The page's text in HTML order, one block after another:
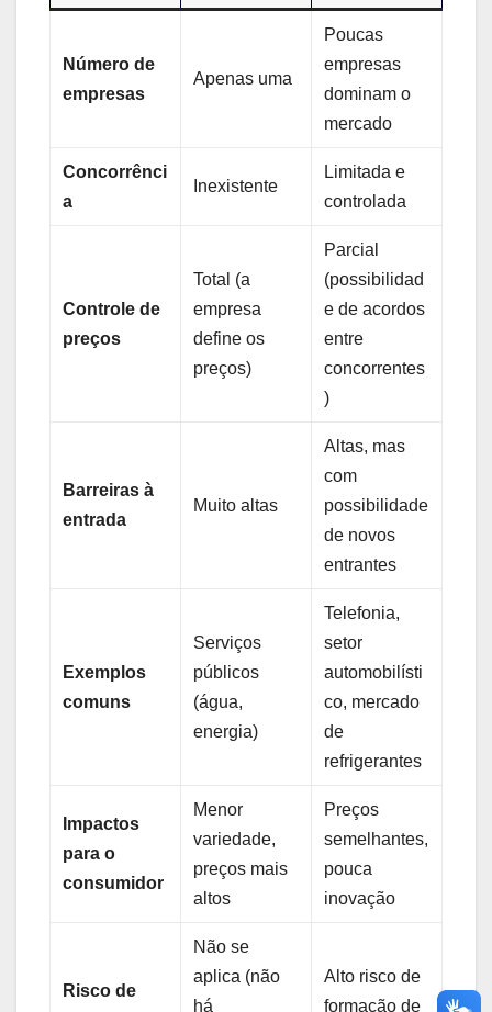
Número de
empresas
Apenas uma
Poucas
empresas
dominam o
mercado
Concorrênci
a
Inexistente
Limitada e
controlada
Controle de
preços
Total (a
empresa
define os
preços)
Parcial
(possibilidad
e de acordos
entre
concorrentes
)
Barreiras à
entrada
Muito altas
Altas, mas
com
possibilidade
de novos
entrantes
Exemplos
comuns
Serviços
públicos
(água,
energia)
Telefonia,
setor
automobilísti
co, mercado
de
refrigerantes
Impactos
para o
consumidor
Menor
variedade,
preços mais
altos
Preços
semelhantes,
pouca
inovação
Risco de
Não se
aplica (não
há
Alto risco de
formação de